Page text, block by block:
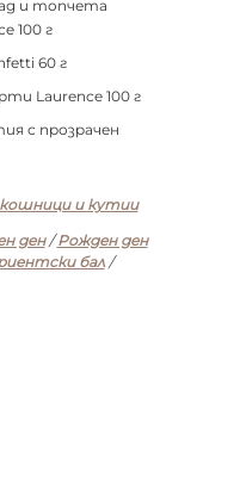
и топчета
100 г
60 г
Laurence 100 г
с прозрачен
и кутии
ден/Рожден ден
бал/